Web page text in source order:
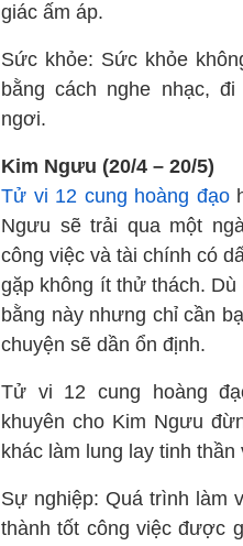
giác ấm áp.
Sức khỏe: Sức khỏe
bằng cách nghe nhạc,
ngơi.
Kim Ngưu (20/4 – 20/5)
Tử vi 12 cung hoàng đạo
Ngưu sẽ trải qua một
công việc và tài chính có
gặp không ít thử thách.
bằng này nhưng chỉ cần
chuyện sẽ dần ổn định.
Tử vi 12 cung hoàng
khuyên cho Kim Ngưu
khác làm lung lay tinh
Sự nghiệp: Quá trình làm
thành tốt công việc được